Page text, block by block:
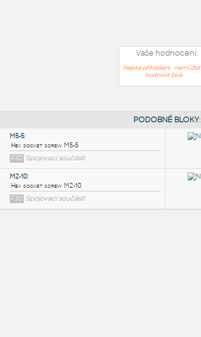
Vaše hodnocení:
Nejste přihlášeni -
hodnotit blok